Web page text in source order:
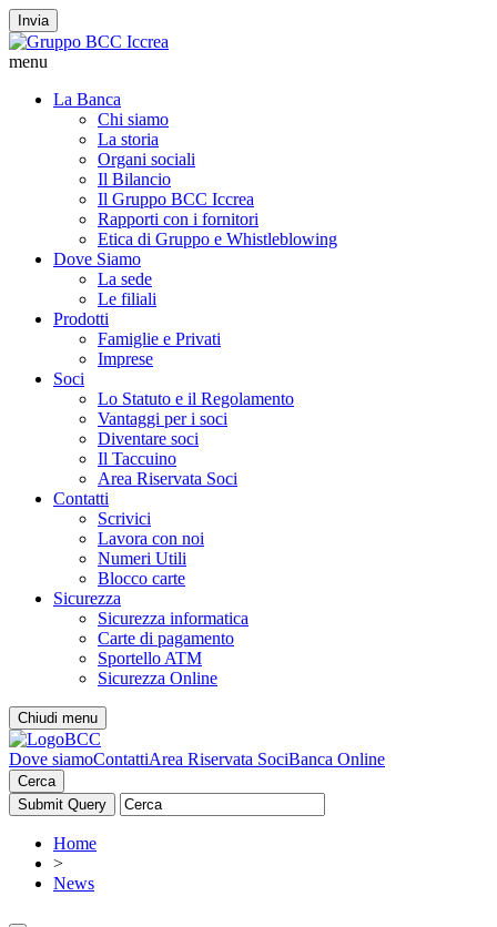
Invia
menu
La Banca
Chi siamo
La storia
Organi sociali
Il Bilancio
Il Gruppo BCC Iccrea
Rapporti con i fornitori
Etica di Gruppo e Whistleblowing
Dove Siamo
La sede
Le filiali
Prodotti
Famiglie e Privati
Imprese
Soci
Lo Statuto e il Regolamento
Vantaggi per i soci
Diventare soci
Il Taccuino
Area Riservata Soci
Contatti
Scrivici
Lavora con noi
Numeri Utili
Blocco carte
Sicurezza
Sicurezza informatica
Carte di pagamento
Sportello ATM
Sicurezza Online
Chiudi menu
Dove siamoContattiArea Riservata SociBanca Online
Cerca
Home
>
News